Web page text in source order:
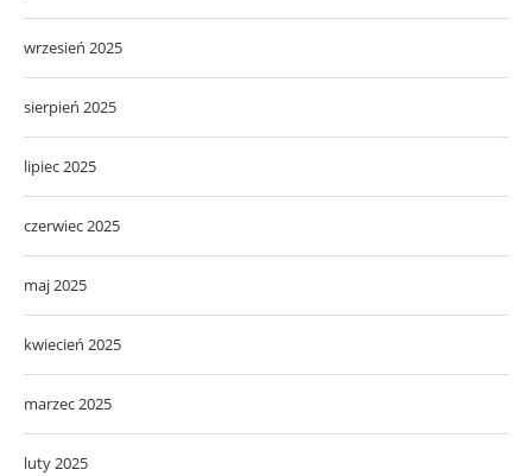
wrzesień 2025
sierpień 2025
lipiec 2025
czerwiec 2025
maj 2025
kwiecień 2025
marzec 2025
luty 2025